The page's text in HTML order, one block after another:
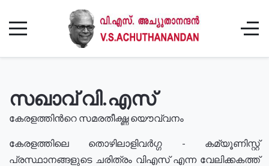
സഖാവ് വി.എസ്
കേരളത്തിൻറെ സമരതീക്ഷ്ണ യൌവ്വനം
കേരളത്തിലെ തൊഴിലാളിവർഗ്ഗ - കമ്യൂണിസ്റ്റ്
പ്രസ്ഥാനങ്ങളുടെ ചരിത്രം വിഎസ് എന്ന വേലിക്കകത്ത്